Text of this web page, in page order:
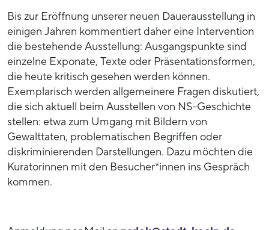
Bis zur Eröffnung unserer neuen Dauerausstellung in
einigen Jahren kommentiert daher eine Intervention
die bestehende Ausstellung: Ausgangspunkte sind
einzelne Exponate, Texte oder Präsentationsformen,
die heute kritisch gesehen werden können.
Exemplarisch werden allgemeinere Fragen diskutiert,
die sich aktuell beim Ausstellen von NS-Geschichte
stellen: etwa zum Umgang mit Bildern von
Gewalttaten, problematischen Begriffen oder
diskriminierenden Darstellungen. Dazu möchten die
Kuratorinnen mit den Besucher*innen ins Gespräch
kommen.